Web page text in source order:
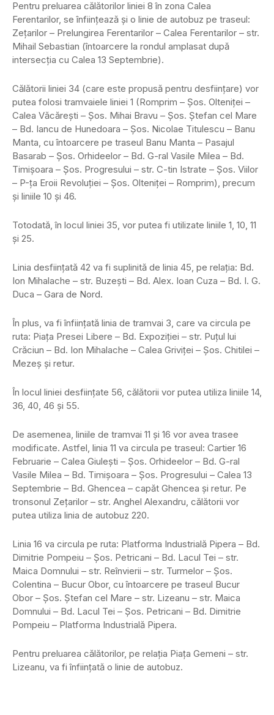
Pentru preluarea călătorilor liniei 8 în zona Calea
Ferentarilor, se înfiinţează şi o linie de autobuz pe traseul:
Zeţarilor – Prelungirea Ferentarilor – Calea Ferentarilor – str.
Mihail Sebastian (întoarcere la rondul amplasat după
intersecţia cu Calea 13 Septembrie).
Călătorii liniei 34 (care este propusă pentru desfiinţare) vor
putea folosi tramvaiele liniei 1 (Romprim – Şos. Olteniţei –
Calea Văcăreşti – Şos. Mihai Bravu – Şos. Ştefan cel Mare
– Bd. Iancu de Hunedoara – Şos. Nicolae Titulescu – Banu
Manta, cu întoarcere pe traseul Banu Manta – Pasajul
Basarab – Şos. Orhideelor – Bd. G-ral Vasile Milea – Bd.
Timişoara – Şos. Progresului – str. C-tin Istrate – Şos. Viilor
– P-ţa Eroii Revoluţiei – Şos. Olteniţei – Romprim), precum
şi liniile 10 şi 46.
Totodată, în locul liniei 35, vor putea fi utilizate liniile 1, 10, 11
şi 25.
Linia desfiinţată 42 va fi suplinită de linia 45, pe relaţia: Bd.
Ion Mihalache – str. Buzeşti – Bd. Alex. Ioan Cuza – Bd. I. G.
Duca – Gara de Nord.
În plus, va fi înfiinţată linia de tramvai 3, care va circula pe
ruta: Piaţa Presei Libere – Bd. Expoziţiei – str. Puţul lui
Crăciun – Bd. Ion Mihalache – Calea Griviţei – Şos. Chitilei –
Mezeş şi retur.
În locul liniei desfiinţate 56, călătorii vor putea utiliza liniile 14,
36, 40, 46 şi 55.
De asemenea, liniile de tramvai 11 şi 16 vor avea trasee
modificate. Astfel, linia 11 va circula pe traseul: Cartier 16
Februarie – Calea Giuleşti – Şos. Orhideelor – Bd. G-ral
Vasile Milea – Bd. Timişoara – Şos. Progresului – Calea 13
Septembrie – Bd. Ghencea – capăt Ghencea şi retur. Pe
tronsonul Zeţarilor – str. Anghel Alexandru, călătorii vor
putea utiliza linia de autobuz 220.
Linia 16 va circula pe ruta: Platforma Industrială Pipera – Bd.
Dimitrie Pompeiu – Şos. Petricani – Bd. Lacul Tei – str.
Maica Domnului – str. Reînvierii – str. Turmelor – Şos.
Colentina – Bucur Obor, cu întoarcere pe traseul Bucur
Obor – Şos. Ştefan cel Mare – str. Lizeanu – str. Maica
Domnului – Bd. Lacul Tei – Şos. Petricani – Bd. Dimitrie
Pompeiu – Platforma Industrială Pipera.
Pentru preluarea călătorilor, pe relaţia Piaţa Gemeni – str.
Lizeanu, va fi înfiinţată o linie de autobuz.